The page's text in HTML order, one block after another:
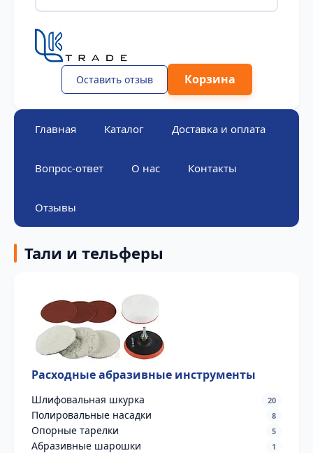
Оставить отзыв Корзина
Главная Каталог Доставка и оплата
Вопрос-ответ О нас Контакты
Отзывы
Тали и тельферы
Расходные абразивные инструменты
Шлифовальная шкурка 20
Полировальные насадки 8
Опорные тарелки 5
Абразивные шарошки 1